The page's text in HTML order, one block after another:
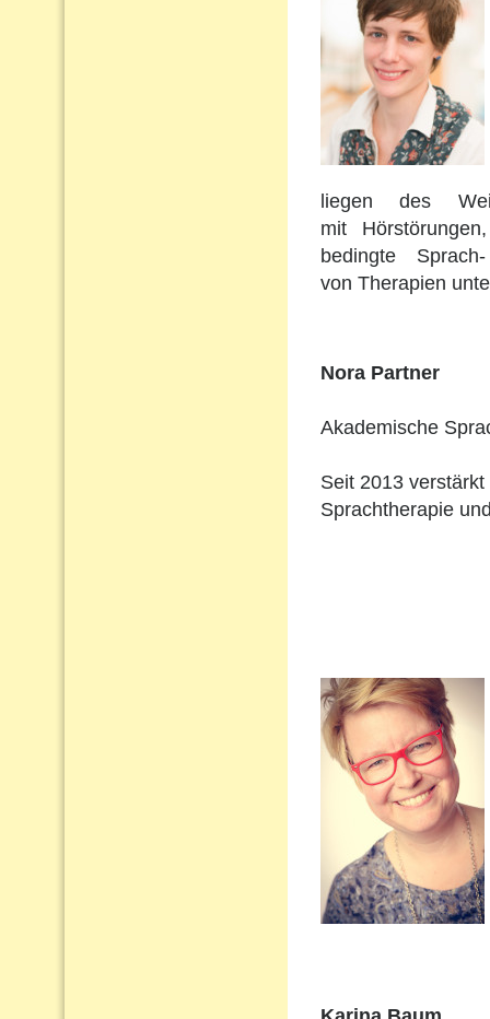
liegen des
mit
bedingte
von Therapien
Nora Partner
Akademische
Seit 2013
Sprachtherapie